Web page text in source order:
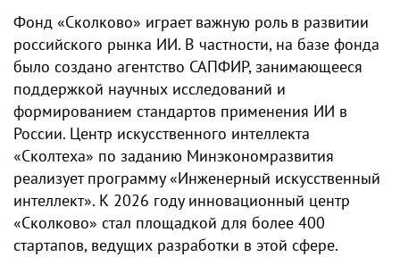
Фонд «Сколково» играет важную роль в развитии
российского рынка ИИ. В частности, на базе фонда
было создано агентство САПФИР, занимающееся
поддержкой научных исследований и
формированием стандартов применения ИИ в
России. Центр искусственного интеллекта
«Сколтеха» по заданию Минэкономразвития
реализует программу «Инженерный искусственный
интеллект». К 2026 году инновационный центр
«Сколково» стал площадкой для более 400
стартапов, ведущих разработки в этой сфере.